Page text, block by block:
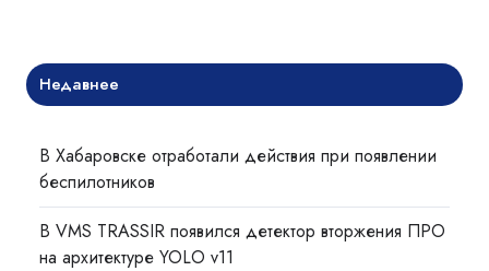
Недавнее
В Хабаровске отработали действия при появлении
беспилотников
В VMS TRASSIR появился детектор вторжения ПРО
на архитектуре YOLO v11